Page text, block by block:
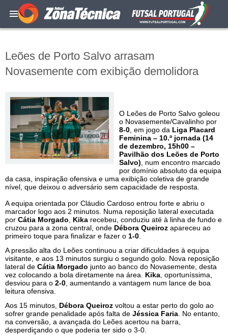
Leões de Porto Salvo arrasam
Novasemente com exibição demolidora
O Leões de Porto Salvo goleou
o Novasemente/Cavalinho por
8-0 , em jogo da Liga Placard
Feminina – 10.ª jornada (14
de dezembro, 15h00 –
Pavilhão dos Leões de Porto
Salvo) , num encontro marcado
por domínio absoluto da equipa
da casa, inspiração ofensiva e uma exibição coletiva de grande
nível, que deixou o adversário sem capacidade de resposta.
A equipa orientada por Cláudio Cardoso entrou forte e abriu o
marcador logo aos 2 minutos. Numa reposição lateral executada
por Cátia Morgado Kika recebeu, conduziu até à linha de fundo e
cruzou para a zona central, onde Débora Queiroz apareceu ao
primeiro toque para finalizar e fazer o 1-0
A pressão alta do Leões continuou a criar dificuldades à equipa
visitante, e aos 13 minutos surgiu o segundo golo. Nova reposição
lateral de Cátia Morgado junto ao banco do Novasemente, desta
vez colocando a bola diretamente na área. Kika , oportuníssima,
desviou para o 2-0 , aumentando a vantagem num lance de boa
leitura ofensiva.
Aos 15 minutos, Débora Queiroz voltou a estar perto do golo ao
sofrer grande penalidade após falta de Jéssica Faria . No entanto,
na conversão, a avançada do Leões acertou na barra,
desperdiçando o que poderia ter sido o 3-0.